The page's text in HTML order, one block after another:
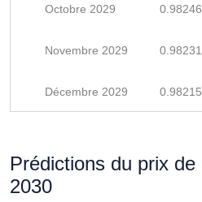
Octobre 2029
Novembre 2029
Décembre 2029
Prédictions du prix
2030